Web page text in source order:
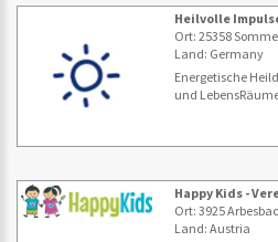
Heilvolle
Ort: 25358
Land: Germany
Energetische
und
Happy Kids -
Ort: 3925
Land: Austria